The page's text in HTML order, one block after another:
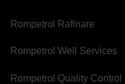
THIRDRompetrol Rafinare
Rompetrol Well Services
Rompetrol Quality Control